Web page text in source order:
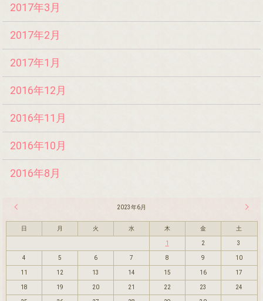
2017年3月
2017年2月
2017年1月
2016年12月
2016年11月
2016年10月
2016年8月
2023年6月
日 月 火 水 木 金 土
1 2 3
4 5 6 7 8 9 10
11 12 13 14 15 16 17
18 19 20 21 22 23 24